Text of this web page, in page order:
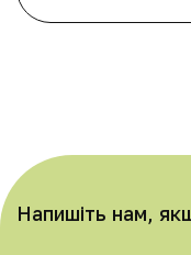
Напишіть нам,